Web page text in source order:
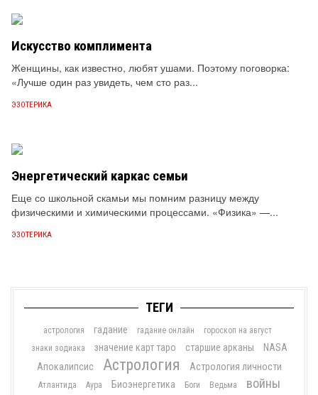
Искусство комплимента
Женщины, как известно, любят ушами. Поэтому поговорка:
«Лучше один раз увидеть, чем сто раз...
ЭЗОТЕРИКА
Энергетический каркас семьи
Еще со школьной скамьи мы помним разницу между
физическими и химическими процессами. «Физика» —...
ЭЗОТЕРИКА
ТЕГИ
астрология гадание гадание онлайн
гороскоп на август
знаки зодиака
значение карт таро старшие арканы
NASA
Апокалипсис
Астрология Астрология личности
Атлантида Аура Биоэнергетика Боги Ведьма войны